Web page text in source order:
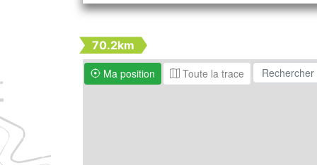
70.2km
Ma position
Toute la trace